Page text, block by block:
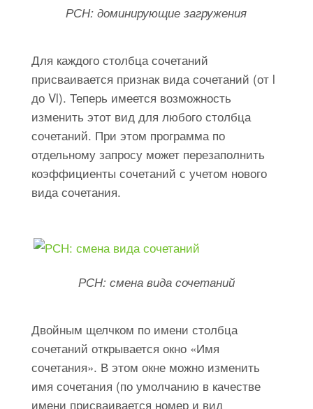
РСН: доминирующие загружения
Для каждого столбца сочетаний
присваивается признак вида сочетаний (от l
до Vl). Теперь имеется возможность
изменить этот вид для любого столбца
сочетаний. При этом программа по
отдельному запросу может перезаполнить
коэффициенты сочетаний с учетом нового
вида сочетания.
РСН: смена вида сочетаний
Двойным щелчком по имени столбца
сочетаний открывается окно «Имя
сочетания». В этом окне можно изменить
имя сочетания (по умолчанию в качестве
имени присваивается номер и вид